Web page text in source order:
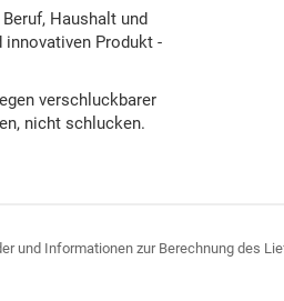
Haushalt und
Produkt -
verschluckbarer
nicht schlucken.
und Informationen zur Berechnung des